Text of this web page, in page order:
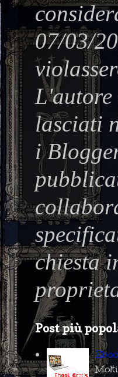
07/03/
L'autore
lasciati
i
chiesta
Post più